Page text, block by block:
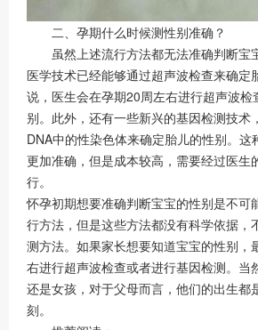
二、孕期什么时候测性别准确？
虽然上述流行方法都无法准确判断宝
医学技术已经能够通过超声波检查来确定
说，医生会在孕期20周左右进行超声波检
别。此外，还有一些新兴的基因检测技术
DNA中的性染色体来确定胎儿的性别。这
更加准确，但是成本较高，需要经过医生
行。
怀孕初期想要准确判断宝宝的性别是不可
行方法，但是这些方法都没有科学依据，
测方法。如果家长想要知道宝宝的性别，
右进行超声波检查或者进行基因检测。当
还是女孩，对于父母而言，他们的出生都
刻。